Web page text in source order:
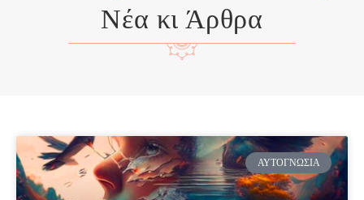
Νέα κι Άρθρα
ΑΥΤΟΓΝΩΣΊΑ